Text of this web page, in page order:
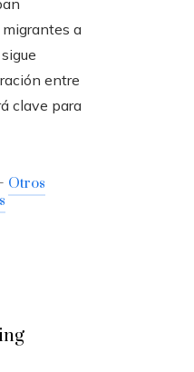
a
entre
clave para
Otros